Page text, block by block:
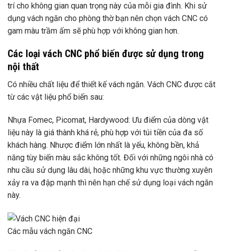
trí cho không gian quan trọng này của mỗi gia đình. Khi sử
dụng vách ngăn cho phòng thờ bạn nên chọn vách CNC có
gam màu trầm ấm sẽ phù hợp với không gian hơn.
Các loại vách CNC phổ biến được sử dụng trong
nội thất
Có nhiều chất liệu để thiết kế vách ngăn. Vách CNC được cắt
từ các vật liệu phổ biến sau:
Nhựa Fomec, Picomat, Hardywood: Ưu điểm của dòng vật
liệu này là giá thành khá rẻ, phù hợp với túi tiền của đa số
khách hàng. Nhược điểm lớn nhất là yếu, không bền, khả
năng tùy biến màu sắc không tốt. Đối với những ngôi nhà có
nhu cầu sử dụng lâu dài, hoặc những khu vực thường xuyên
xảy ra va đập mạnh thì nên hạn chế sử dụng loại vách ngăn
này.
Các mẫu vách ngăn CNC